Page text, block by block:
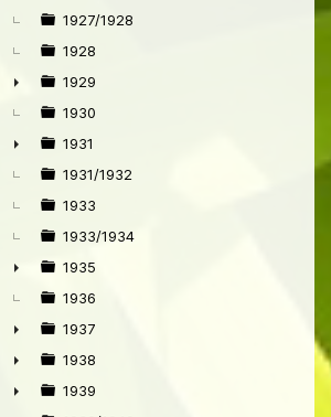
►
1927/1928
1928
►
1929
1930
►
1931
1931/1932
1933
1933/1934
►
1935
1936
►
1937
►
1938
1939